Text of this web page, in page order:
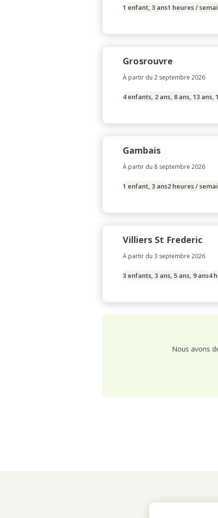
1 enfant, 3 ans1 heures /
Grosrouvre
À partir du 2 septembre 2026
4 enfants, 2 ans, 8 ans, 13 ans,
Gambais
À partir du 8 septembre 2026
1 enfant, 3 ans2 heures /
Villiers St Frederic
À partir du 3 septembre 2026
3 enfants, 3 ans, 5 ans, 9 ans4
Nous avons